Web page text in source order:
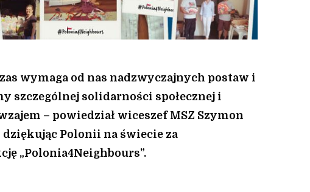
wymaga od nas nadzwyczajnych postaw i
szczególnej solidarności społecznej i
– powiedział wiceszef MSZ Szymon
Polonii na świecie za
„Polonia4Neighbours”.